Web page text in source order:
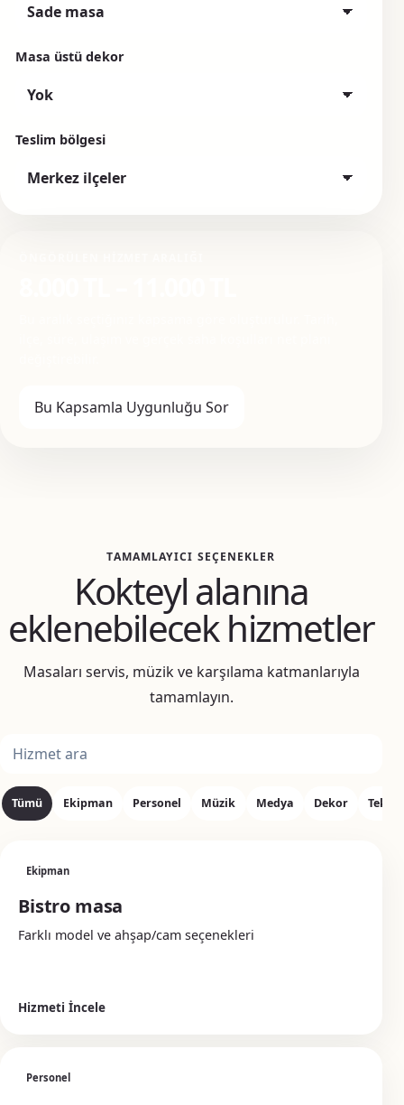
Masa üstü dekor
Teslim bölgesi
Bu Kapsamla Uygunluğu Sor
TAMAMLAYICI SEÇENEKLER
Kokteyl alanına
eklenebilecek hizmetler
Masaları servis, müzik ve karşılama katmanlarıyla
tamamlayın.
Ek hizmet ara
Tümü Ekipman Personel Müzik Medya Dekor
Ekipman
Bistro masa
Farklı model ve ahşap/cam seçenekleri
Hizmeti İncele
Personel